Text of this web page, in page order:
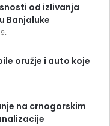
od izlivanja
Banjaluke
oružje i auto koje
na crnogorskim